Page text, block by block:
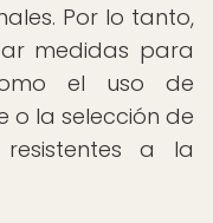
Por lo tanto,
medidas para
el uso de
o la selección de
a la